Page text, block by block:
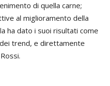
di quella carne;
al miglioramento della
ha dato i suoi risultati come
dei trend, e direttamente